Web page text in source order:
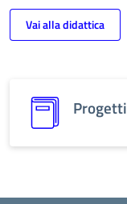
Vai alla didattica
Progetti